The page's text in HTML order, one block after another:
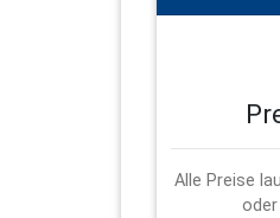
Alle Preise